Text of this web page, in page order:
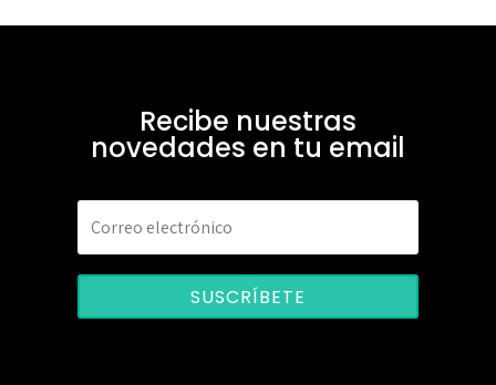
Recibe nuestras
novedades en tu email
SUSCRÍBETE